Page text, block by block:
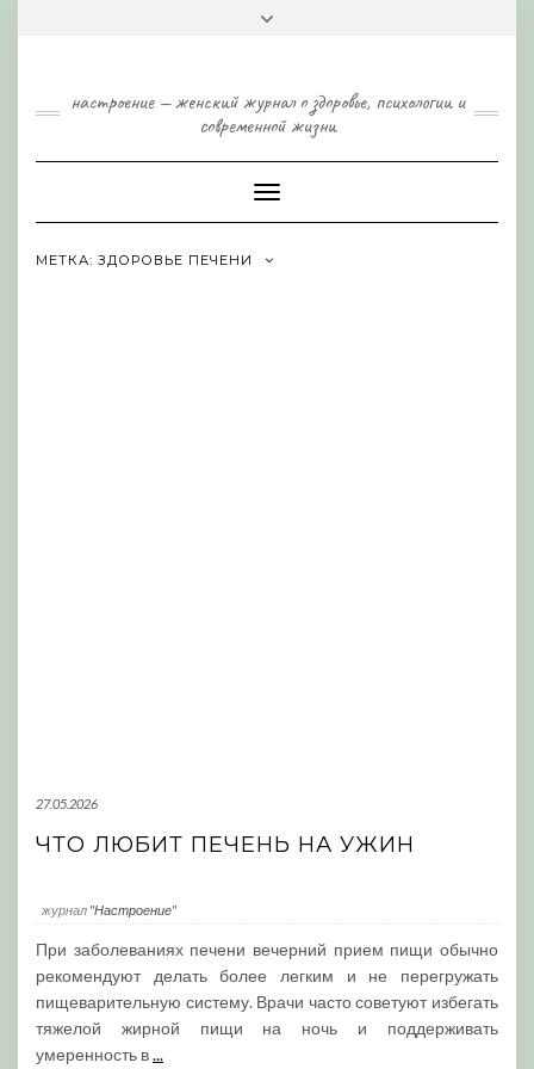
настроение — женский журнал о здоровье, психологии и
современной жизни
Toggle
Navigation
МЕТКА: ЗДОРОВЬЕ ПЕЧЕНИ
27.05.2026
ЧТО ЛЮБИТ ПЕЧЕНЬ НА УЖИН
журнал "Настроение"
При заболеваниях печени вечерний прием пищи обычно
рекомендуют делать более легким и не перегружать
пищеварительную систему. Врачи часто советуют избегать
тяжелой жирной пищи на ночь и поддерживать
умеренность в...